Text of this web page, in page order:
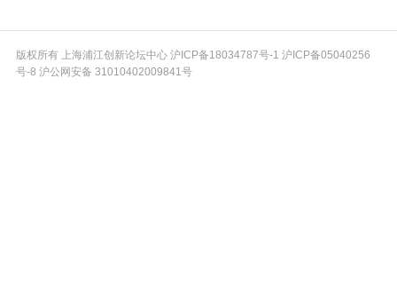
版权所有 上海浦江创新论坛中心 沪ICP备18034787号-1 沪ICP备05040256
号-8 沪公网安备 31010402009841号